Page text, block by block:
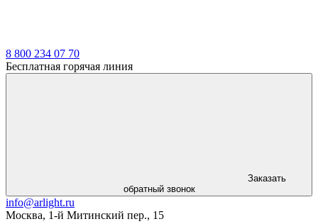
8 800 234 07 70
Бесплатная горячая линия
Заказать
обратный звонок
info@arlight.ru
Москва, 1-й Митинский пер., 15